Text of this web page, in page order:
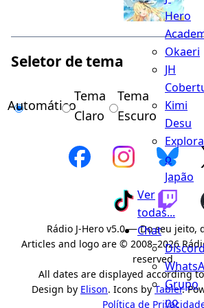
Hero
Okaeri
JH
Kimi
Desu
o
Japão
Ver
todas...
Chat
Grupo
no
Seletor de tema
Automático
Tema
Claro
Tema
Escuro
Rádio J-Hero v5.0 — Do seu jeito,
Articles and logo are © 2008–2026
reserved.
All dates are displayed according
Design by Elison. Icons byTabler.
Política de